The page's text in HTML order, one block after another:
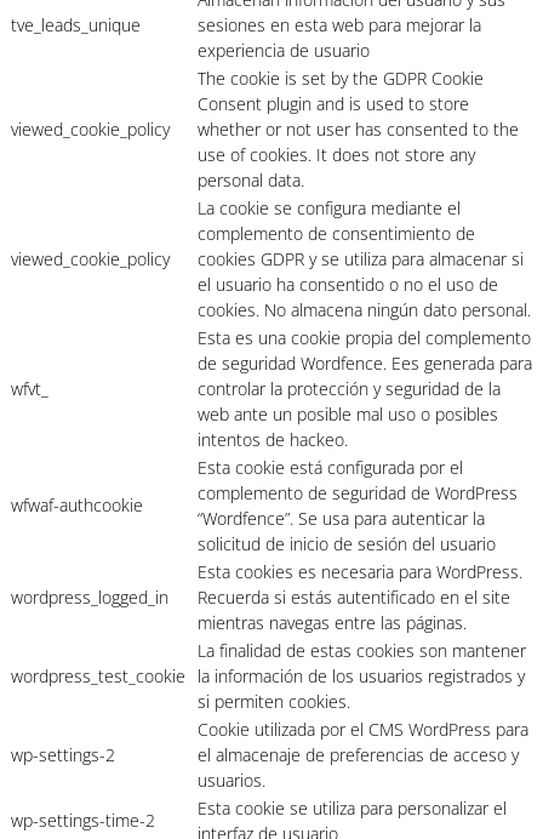
tve_leads_unique
sesiones en esta web para mejorar la
experiencia de usuario
viewed_cookie_policy
The cookie is set by the GDPR Cookie
Consent plugin and is used to store
whether or not user has consented to the
use of cookies. It does not store any
personal data.
viewed_cookie_policy
La cookie se configura mediante el
complemento de consentimiento de
cookies GDPR y se utiliza para almacenar si
el usuario ha consentido o no el uso de
cookies. No almacena ningún dato personal.
wfvt_
Esta es una cookie propia del complemento
de seguridad Wordfence. Ees generada para
controlar la protección y seguridad de la
web ante un posible mal uso o posibles
intentos de hackeo.
wfwaf-authcookie
Esta cookie está configurada por el
complemento de seguridad de WordPress
“Wordfence”. Se usa para autenticar la
solicitud de inicio de sesión del usuario
wordpress_logged_in
Esta cookies es necesaria para WordPress.
Recuerda si estás autentificado en el site
mientras navegas entre las páginas.
wordpress_test_cookie
La finalidad de estas cookies son mantener
la información de los usuarios registrados y
si permiten cookies.
wp-settings-2
Cookie utilizada por el CMS WordPress para
el almacenaje de preferencias de acceso y
usuarios.
wp-settings-time-2
Esta cookie se utiliza para personalizar el
interfaz de usuario